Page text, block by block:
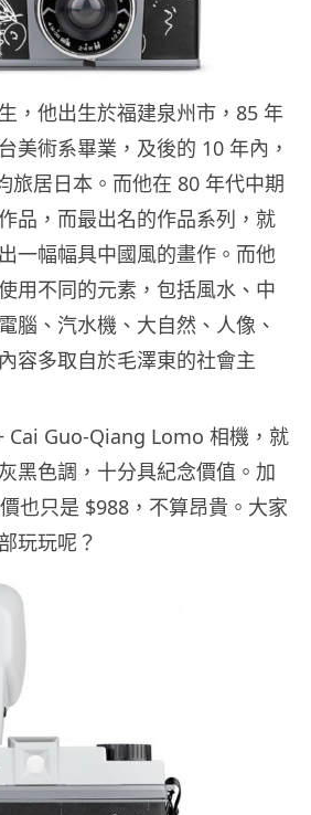
，他出生於福建泉州市，85 年
美術系畢業，及後的 10 年內，
旅居日本。而他在 80 年代中期
品，而最出名的作品系列，就
一幅幅具中國風的畫作。而他
用不同的元素，包括風水、中
腦、汽水機、大自然、人像、
容多取自於毛澤東的社會主
Cai Guo-Qiang Lomo 相機，就
黑色調，十分具紀念價值。加
也只是 $988，不算昂貴。大家
玩玩呢？